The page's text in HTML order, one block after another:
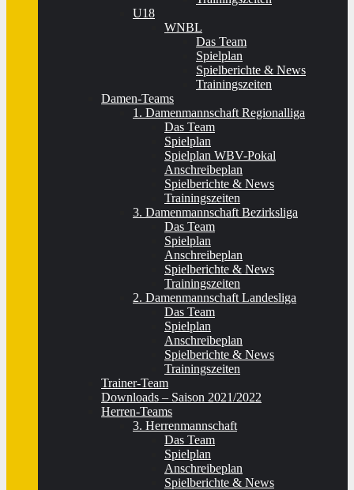
U18
WNBL
Das Team
Spielplan
Spielberichte & News
Trainingszeiten
Damen-Teams
1. Damenmannschaft Regionalliga
Das Team
Spielplan
Spielplan WBV-Pokal
Anschreibeplan
Spielberichte & News
Trainingszeiten
3. Damenmannschaft Bezirksliga
Das Team
Spielplan
Anschreibeplan
Spielberichte & News
Trainingszeiten
2. Damenmannschaft Landesliga
Das Team
Spielplan
Anschreibeplan
Spielberichte & News
Trainingszeiten
Trainer-Team
Downloads – Saison 2021/2022
Herren-Teams
3. Herrenmannschaft
Das Team
Spielplan
Anschreibeplan
Spielberichte & News